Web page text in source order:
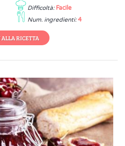
Difficoltà: Facile
Num. ingredienti: 4
ALLA RICETTA